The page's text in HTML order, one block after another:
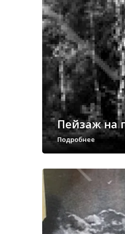
Пейзаж на
Подробнее